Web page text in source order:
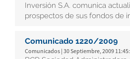
Inversión S.A. comunica
prospectos de sus fondos de
Comunicado 1220/2009
Comunicados | 30 Septiembre, 2009